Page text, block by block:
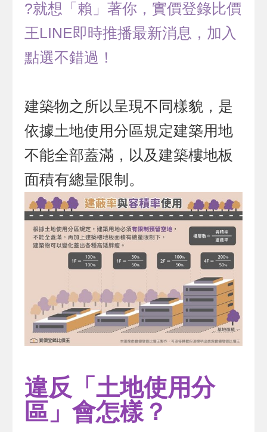
?就想「賴」著你，實價登錄比價
王LINE即時推播最新消息，加入
點選不錯過！
建築物之所以呈現不同樣貌，是
依據土地使用分區規定建築用地
不能全部蓋滿，以及建築樓地板
面積有總量限制。
違反「土地使用分
區」會怎樣？